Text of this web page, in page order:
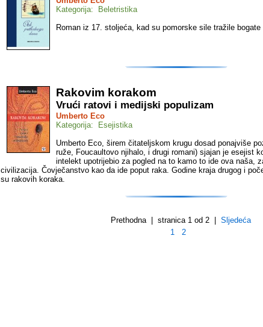
Kategorija: Beletristika
Roman iz 17. stoljeća, kad su pomorske sile tražile bogate
Rakovim korakom
Vrući ratovi i medijski populizam
Umberto Eco
Kategorija: Esejistika
Umberto Eco, širem čitateljskom krugu dosad ponajviše
ruže, Foucaultovo njihalo, i drugi romani) sjajan je esejist
intelekt upotrijebio za pogled na to kamo to ide ova naša,
civilizacija. Čovječanstvo kao da ide poput raka. Godine kraja drugog i
su rakovih koraka.
Prethodna | stranica 1 od 2 | Sljedeća
1
2